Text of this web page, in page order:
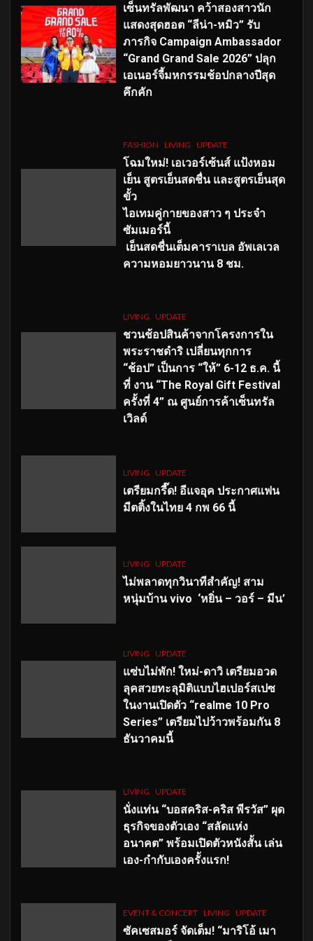
เซ็นทรัลพัฒนา คว้าสองสาวนัก
แสดงสุดฮอต “ลีน่า-หมิว” รับ
ภารกิจ Campaign Ambassador
“Grand Grand Sale 2026” ปลุก
เอเนอร์จี้มหกรรมช้อปกลางปีสุด
คึกคัก
FASHION LIVING UPDATE
โฉมใหม่! เอเวอร์เซ้นส์ แป้งหอม
เย็น สูตรเย็นสดชื่น และสูตรเย็นสุด
ขั้ว
ไอเทมคู่กายของสาว ๆ ประจำ
ซัมเมอร์นี้
เย็นสดชื่นเต็มคาราเบล อัพเลเวล
ความหอมยาวนาน 8 ชม.
LIVING UPDATE
ชวนช้อปสินค้าจากโครงการใน
พระราชดำริ เปลี่ยนทุกการ
“ช้อป” เป็นการ “ให้” 6-12 ธ.ค. นี้
ที่ งาน “The Royal Gift Festival
ครั้งที่ 4” ณ ศูนย์การค้าเซ็นทรัล
เวิลด์
LIVING UPDATE
เตรียมกรี๊ด! อีแจอุค ประกาศแฟน
มีตติ้งในไทย 4 กพ 66 นี้
LIVING UPDATE
ไม่พลาดทุกวินาทีสำคัญ! สาม
หนุ่มบ้าน vivo ‘หยิ่น – วอร์ – มีน’
LIVING UPDATE
แซ่บไม่พัก! ใหม่-ดาวิ เตรียมอวด
ลุคสวยทะลุมิติแบบไฮเปอร์สเปซ
ในงานเปิดตัว “realme 10 Pro
Series” เตรียมไปว้าวพร้อมกัน 8
ธันวาคมนี้
LIVING UPDATE
นั่งแท่น “บอสคริส-คริส พีรวัส” ผุด
ธุรกิจของตัวเอง “สลัดแห่ง
อนาคต” พร้อมเปิดตัวหนังสั้น เล่น
เอง-กำกับเองครั้งแรก!
EVENT & CONCERT LIVING UPDATE
ซัคเซสมอร์ จัดเต็ม! “มาริโอ้ เมา